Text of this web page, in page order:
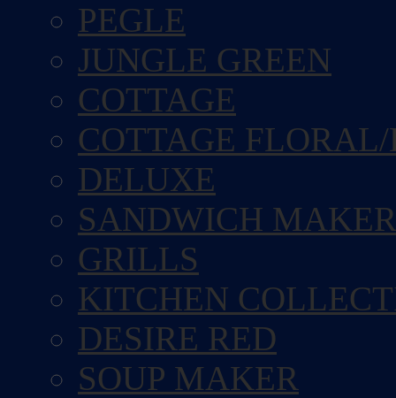
PEGLE
JUNGLE GREEN
COTTAGE
COTTAGE
DELUXE
SANDWICH MAKER
GRILLS
KITCHEN
DESIRE RED
SOUP MAKER